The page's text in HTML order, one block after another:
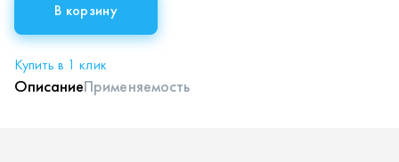
В корзину
Купить в 1 клик
ОписаниеПрименяемость